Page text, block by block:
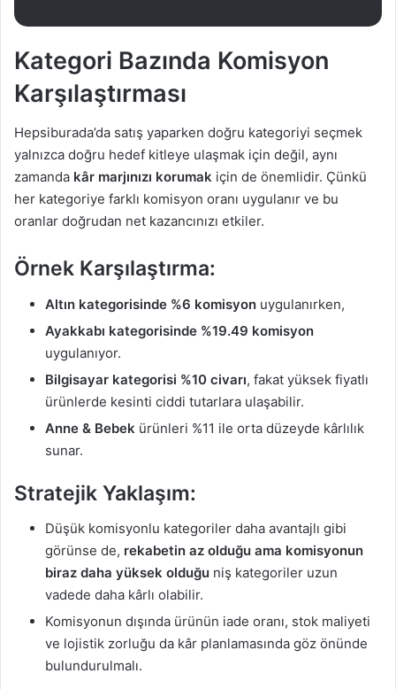
Kategori Bazında Komisyon
Karşılaştırması
Hepsiburada’da satış yaparken doğru kategoriyi seçmek
yalnızca doğru hedef kitleye ulaşmak için değil, aynı
zamanda kâr marjınızı korumak için de önemlidir. Çünkü
her kategoriye farklı komisyon oranı uygulanır ve bu
oranlar doğrudan net kazancınızı etkiler.
Örnek Karşılaştırma:
Altın kategorisinde %6 komisyon uygulanırken,
Ayakkabı kategorisinde %19.49 komisyon
uygulanıyor.
Bilgisayar kategorisi %10 civarı, fakat yüksek fiyatlı
ürünlerde kesinti ciddi tutarlara ulaşabilir.
Anne & Bebek ürünleri %11 ile orta düzeyde kârlılık
sunar.
Stratejik Yaklaşım:
Düşük komisyonlu kategoriler daha avantajlı gibi
görünse de, rekabetin az olduğu ama komisyonun
biraz daha yüksek olduğu niş kategoriler uzun
vadede daha kârlı olabilir.
Komisyonun dışında ürünün iade oranı, stok maliyeti
ve lojistik zorluğu da kâr planlamasında göz önünde
bulundurulmalı.